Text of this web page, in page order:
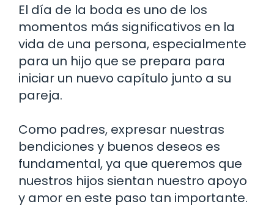
El día de la boda es uno de los
momentos más significativos en la
vida de una persona, especialmente
para un hijo que se prepara para
iniciar un nuevo capítulo junto a su
pareja.
Como padres, expresar nuestras
bendiciones y buenos deseos es
fundamental, ya que queremos que
nuestros hijos sientan nuestro apoyo
y amor en este paso tan importante.